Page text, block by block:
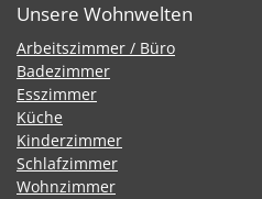
Unsere Wohnwelten
Arbeitszimmer / Büro
Badezimmer
Esszimmer
Küche
Kinderzimmer
Schlafzimmer
Wohnzimmer